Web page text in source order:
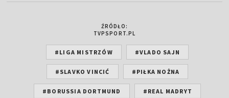
ŹRÓDŁO:
TVPSPORT.PL
#LIGA MISTRZÓW #VLADO SAJN
#SLAVKO VINCIĆ #PIŁKA NOŻNA
#BORUSSIA DORTMUND #REAL MADRYT